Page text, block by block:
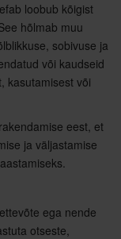
loobub kõigist
hõlmab muu
sobivuse ja
või kaudseid
kasutamisest või
eest, et
ja väljastamise
ega nende
otseste,